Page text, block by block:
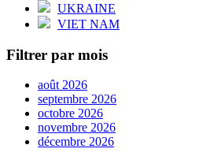
UKRAINE
VIET NAM
Filtrer par mois
août 2026
septembre 2026
octobre 2026
novembre 2026
décembre 2026